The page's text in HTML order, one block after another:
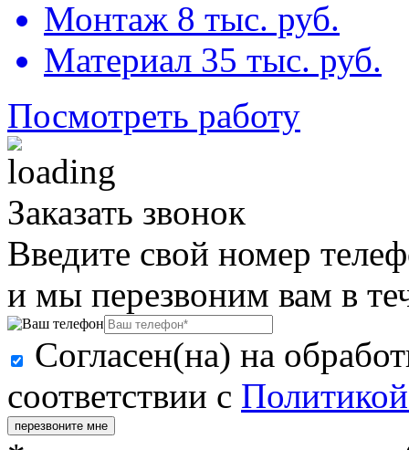
Монтаж 8 тыс. руб.
Материал 35 тыс. руб.
Посмотреть работу
Заказать звонок
Введите свой номер
и мы перезвоним вам в
Согласен(на) на
соответствии с
перезвоните мне